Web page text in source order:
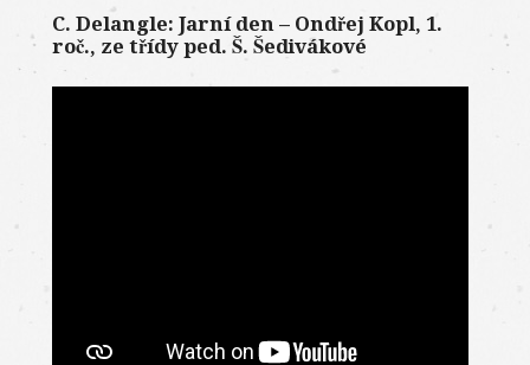
C. Delangle: Jarní den – Ondřej Kopl, 1.
roč., ze třídy ped. Š. Šedivákové